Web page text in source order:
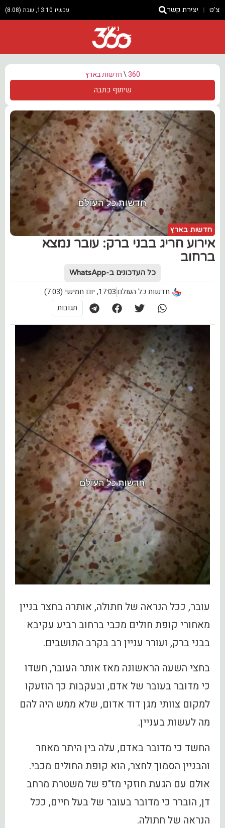
צ'ט יצירת קשר עכשיו 13:10, שבת (8.08)
ניוז
360
\חדשות בארץ
שיתוף כתבה
חדשות בארץ
אירוע חריג בבני ברק: עובר נמצא
ברחוב
כל העדכונים ב-WhatsApp
חדשות כל העולם17:03, יום חמישי (7.03)
תגובות
עובר, ככל הנראה של חתולה, אותרה בחצר בניין
מאחורי קופת חולים מכבי ברחוב רביע עקיבא
בבני ברק, ועורר עניין רב בקרב התושבים.
בחצי השעה הראשונה מאז אותר העובר, חשדו
כי מדובר בעובר של אדם, ובעקבות כך הוזעקו
למקום צוותי מגן דוד אדום, שלא ממש היה להם
מה לעשות בעניין.
החשד כי מדובר באדם, עלה בין היתר מאחר
והבניין הסמוך לחצר, הוא קופת החולים מכבי.
אולם עם הגעת חוזקי מז"פ של משטרת מרחב
דן, הוברר כי מדובר בעובר של בעל חיים, ככל
הנראה של חתולה.